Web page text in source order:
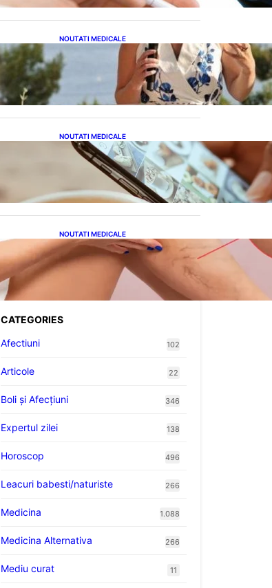
NOUTATI MEDICALE
Nașterea prințesei Eugenie
la Lisabona: O alegere plină
de semnificație pentru
familia regală britanică
NOUTATI MEDICALE
Revoluția Bateriilor pentru
Telefoane: Avantaje,
Provocări și Viitorul
Tehnologiei Energetice
NOUTATI MEDICALE
Varicele și Umflarea
Picioarelor pe Caniculă:
Înțelegerea Simptomelor și
Măsurilor de Prevenție
CATEGORIES
Afectiuni
102
Articole 22
Boli și Afecțiuni 346
Expertul zilei 138
Horoscop 496
Leacuri babesti/naturiste 266
Medicina 1.088
Medicina Alternativa 266
Mediu curat 11